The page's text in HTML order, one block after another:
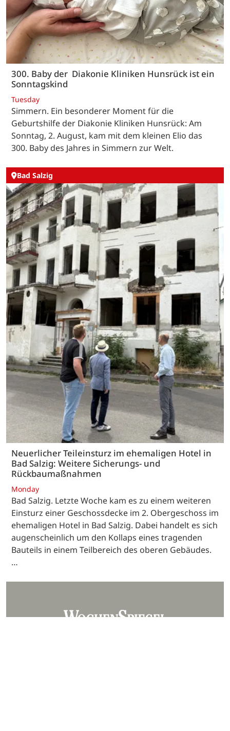
300. Baby der Diakonie Kliniken Hunsrück ist ein
Sonntagskind
Tuesday
Simmern. Ein besonderer Moment für die
Geburtshilfe der Diakonie Kliniken Hunsrück: Am
Sonntag, 2. August, kam mit dem kleinen Elio das
300. Baby des Jahres in Simmern zur Welt.
Bad Salzig
Neuerlicher Teileinsturz im ehemaligen Hotel in
Bad Salzig: Weitere Sicherungs- und
Rückbaumaßnahmen
Monday
Bad Salzig. Letzte Woche kam es zu einem weiteren
Einsturz einer Geschossdecke im 2. Obergeschoss im
ehemaligen Hotel in Bad Salzig. Dabei handelt es sich
augenscheinlich um den Kollaps eines tragenden
Bauteils in einem Teilbereich des oberen Gebäudes.
…